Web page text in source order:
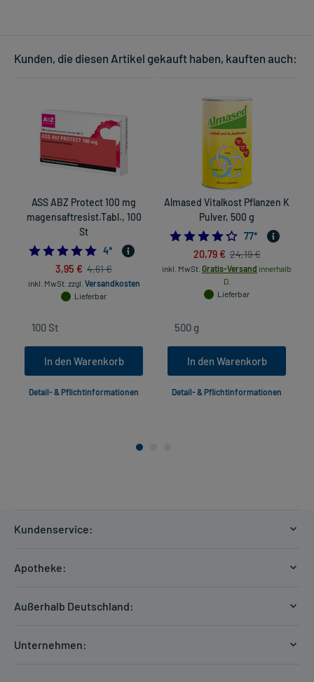
Kunden, die diesen Artikel gekauft haben, kauften auch:
ASS ABZ Protect 100 mg
magensaftresist.Tabl., 100
St
4.75
4*
3,95 € 4,61 €
inkl. MwSt. zzgl. Versandkosten
Lieferbar
In den Warenkorb
Detail- & Pflichtinformationen
Almased Vitalkost Pflanzen K
Pulver, 500 g
77*
20,79 € 24,19 €
inkl. MwSt. Gratis-Versand innerhalb
D.
Lieferbar
In den Warenkorb
Detail- & Pflichtinformationen
Kundenservice:
Hilfe
Apotheke:
Außerhalb Deutschland:
Unternehmen: